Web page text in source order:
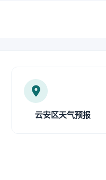
云安区天气预报